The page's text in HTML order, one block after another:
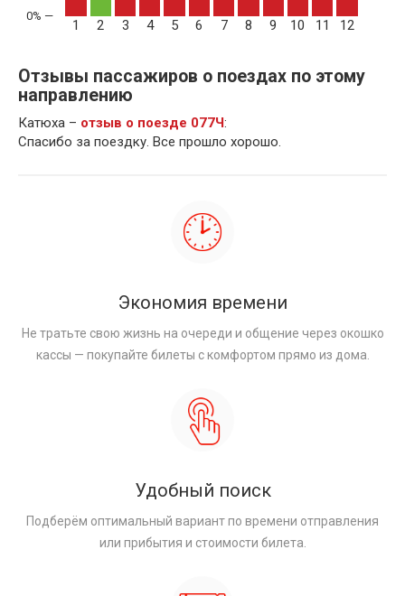
1 2 3 4 5 6 7 8 9 10 11 12
Отзывы пассажиров о поездах по этому
направлению
Катюха – отзыв о поезде 077Ч:
Спасибо за поездку. Все прошло хорошо.
Экономия времени
Не тратьте свою жизнь на очереди и общение через окошко
кассы — покупайте билеты с комфортом прямо из дома.
Удобный поиск
Подберём оптимальный вариант по времени отправления
или прибытия и стоимости билета.